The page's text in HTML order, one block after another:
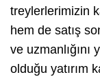
treylerlerimizin
hem de satış
ve uzmanlığını
olduğu yatırım